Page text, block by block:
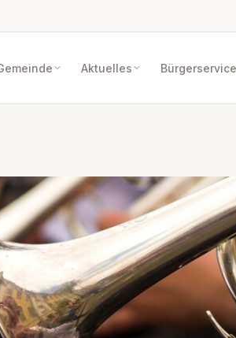
Aktuelles Bürgerservice